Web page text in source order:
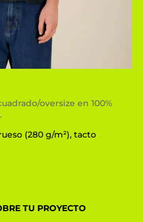
oversize en 100%
(280 g/m²), tacto
TU PROYECTO